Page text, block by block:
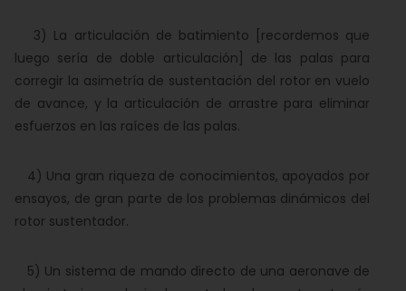
3) La articulación de batimiento [recordemos que
luego sería de doble articulación] de las palas para
corregir la asimetría de sustentación del rotor en vuelo
de avance, y la articulación de arrastre para eliminar
esfuerzos en las raíces de las palas.
4) Una gran riqueza de conocimientos, apoyados por
ensayos, de gran parte de los problemas dinámicos del
rotor sustentador.
5) Un sistema de mando directo de una aeronave de